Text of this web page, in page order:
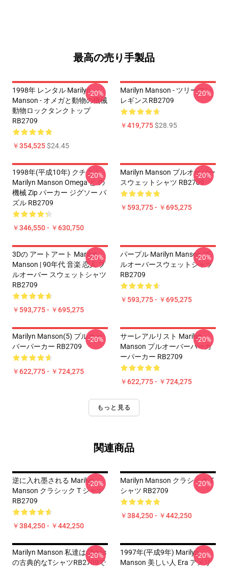
最高の売り手製品
1998年 レンタル Marilyn
Manson - オメガと動物の機械
動物ロックタンクトップ
RB2709
￥354,525$24.45
-20%
Marilyn Manson - ツリーマン
レギンスRB2709
￥419,775$28.95
-20%
1998年(平成10年) クチコミ
Marilyn Manson Omega と の
機械 Zip パーカー ジグソー パ
ズル RB2709
￥346,550 - ￥630,750
-20%
Marilyn Manson プルオーバー
スウェットシャツ RB2709
￥593,775 - ￥695,275
-20%
3Dの アートアート Marilyn
Manson | 90年代 音楽 恋人 プ
ルオーバー スウェットシャツ
RB2709
￥593,775 - ￥695,275
-20%
パープル Marilyn Manson プ
ルオーバースウェットシャツ
RB2709
￥593,775 - ￥695,275
-20%
Marilyn Manson(5) プルオー
バーパーカー RB2709
￥622,775 - ￥724,275
-20%
サーレアルリスト Marilyn
Manson プルオーバーパーカ
ーパーカー RB2709
￥622,775 - ￥724,275
-20%
もっと見る
関連商品
逆に入れ墨される Marilyn
Manson クラシック T シャツ
RB2709
￥384,250 - ￥442,250
-20%
Marilyn Manson クラシック T
シャツ RB2709
￥384,250 - ￥442,250
-20%
Marilyn Manson 私達はChaos
の古典的なTシャツRB2709で
-20%
1997年(平成9年) Marilyn
Manson 美しい人 Era アメリ
-20%